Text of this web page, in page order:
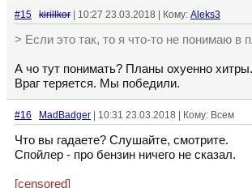
#15 kirillkor | 10:27 23.03.2018 | Кому: Aleks3
> Если это так, то я что-то не понимаю в
А чо тут понимать? Планы охуенно
Враг теряется. Мы победили.
#16 MadBadger | 10:31 23.03.2018 | Кому: Всем
Что вы гадаете? Слушайте, смотрите.
Спойлер - про бензин ничего не сказал.
[censored]